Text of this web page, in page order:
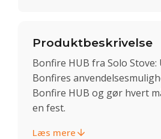
Produktbeskrivelse
Bonfire HUB fra Solo Stove:
Bonfires
Bonfire HUB og gør hvert
en fest.
Læs mere